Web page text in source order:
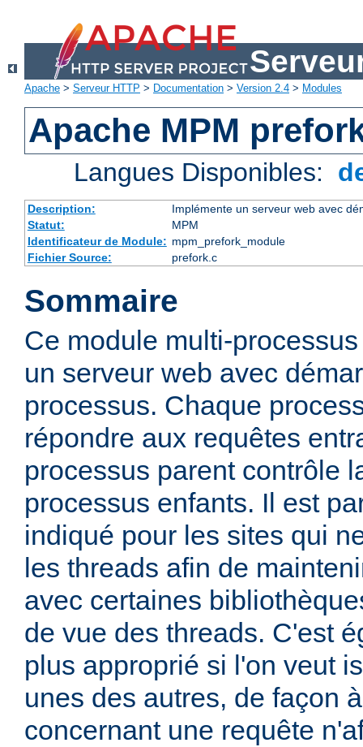
Apache > Serveur HTTP > Documentation > Version 2.4 > Modules
Apache MPM
Langues Disponibles:
Description:
Implémente un serveur web avec
Statut:
MPM
Identificateur de Module: mpm_prefork_module
Fichier Source:
prefork.c
Sommaire
Ce module multi-
un serveur web avec
processus. Chaque
répondre aux requêtes
processus parent contrôle
processus enfants. Il est
indiqué pour les sites qui
les threads afin de
avec certaines
de vue des threads. C'est
plus approprié si l'on veut
unes des autres, de façon
concernant une requête